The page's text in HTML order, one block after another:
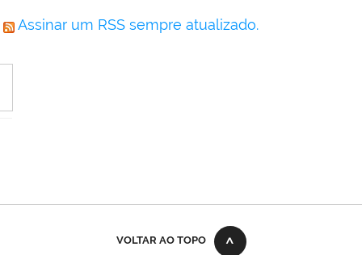
Assinar um RSS sempre atualizado.
VOLTAR AO TOPO